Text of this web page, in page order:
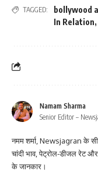
TAGGED: bollywood
In Relation,
Namam Sharma
Senior Editor –
नमम शर्मा, Newsjagran के
चांदी भाव, पेट्रोल-डीजल रेट
के जानकार।